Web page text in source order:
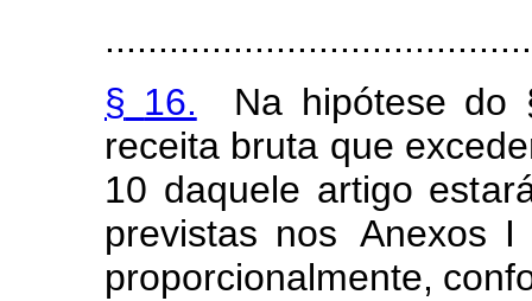
§ 16. Na hipótese do
receita bruta que
10 daquele artigo est
previstas nos Anexos I
proporcionalmente, conf